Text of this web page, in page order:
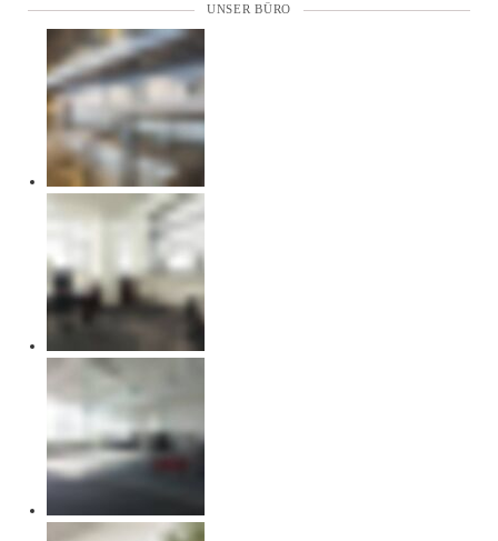
UNSER BÜRO